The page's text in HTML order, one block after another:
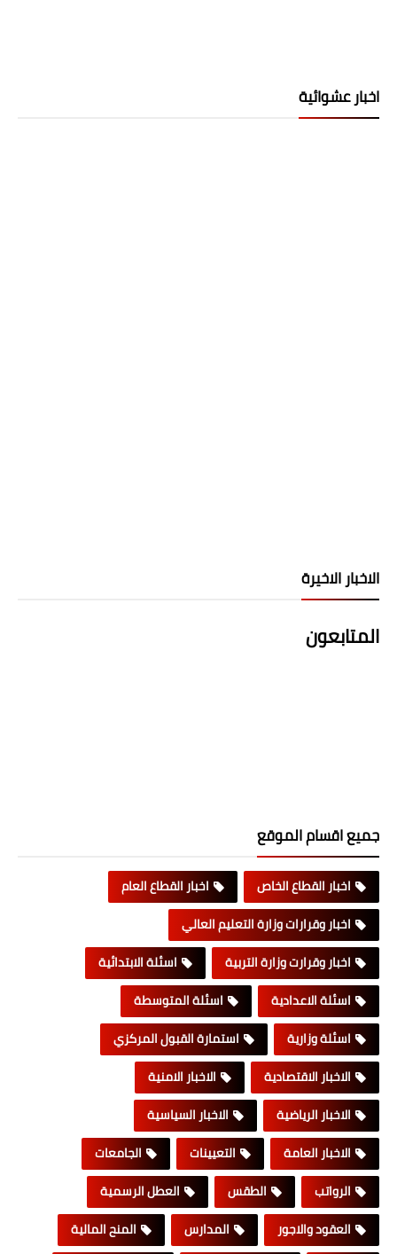
اخبار عشوائية
الاخبار الاخيرة
المتابعون
جميع اقسام الموقع
اخبار القطاع الخاص
اخبار القطاع العام
اخبار وقرارات وزارة التعليم العالي
اخبار وقرارت وزارة التربية
اسئلة الابتدائية
اسئلة الاعدادية
اسئلة المتوسطة
اسئلة وزارية
استمارة القبول المركزي
الاخبار الاقتصادية
الاخبار الامنية
الاخبار الرياضية
الاخبار السياسية
الاخبار العامة
التعيينات
الجامعات
الرواتب
الطقس
العطل الرسمية
العقود والاجور
المدارس
المنح المالية